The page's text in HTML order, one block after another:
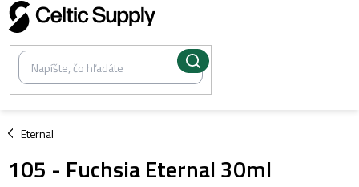
Prejsť
na
obsah
Eternal
/
105 - Fuchsia Eternal 30ml